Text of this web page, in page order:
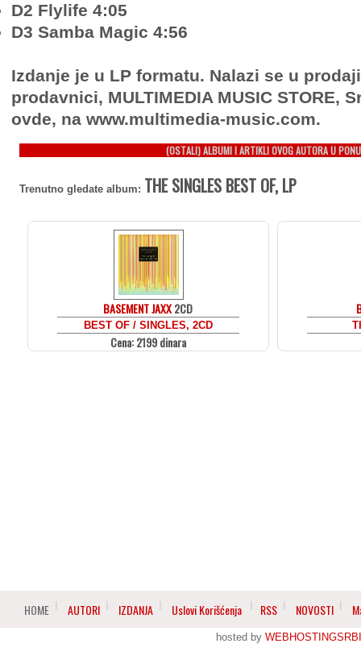
D2 Flylife 4:05
D3 Samba Magic 4:56
Izdanje je u LP formatu. Nalazi se u
prodavnici, MULTIMEDIA MUSIC STORE,
ovde, na www.multimedia-music.com.
(OSTALI) ALBUMI I ARTIKLI OVOG AUTORA U
Trenutno gledate album: THE SINGLES BEST OF, LP
BASEMENT JAXX2CD
BEST OF / SINGLES, 2CD
Cena: 2199 dinara
HOME AUTORI IZDANJA Uslovi Korišćenja RSS NOVOSTI
hosted by